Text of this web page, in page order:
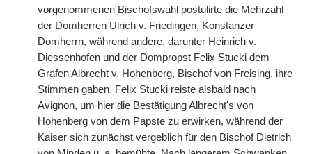
vorgenommenen Bischofswahl postulirte die Mehrzahl
der Domherren Ulrich v. Friedingen, Konstanzer
Domherrn, während andere, darunter Heinrich v.
Diessenhofen und der Dompropst Felix Stucki dem
Grafen Albrecht v. Hohenberg, Bischof von Freising, ihre
Stimmen gaben. Felix Stucki reiste alsbald nach
Avignon, um hier die Bestätigung Albrecht's von
Hohenberg von dem Papste zu erwirken, während der
Kaiser sich zunächst vergeblich für den Bischof Dietrich